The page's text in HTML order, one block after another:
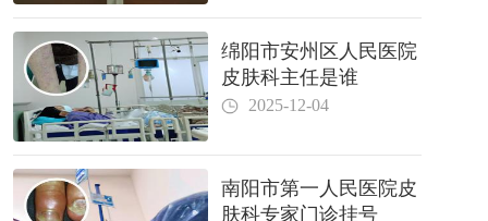
绵阳市安州区人民医院
皮肤科主任是谁
2025-12-04
南阳市第一人民医院皮
肤科专家门诊挂号